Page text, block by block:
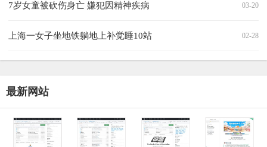
03-20
7岁女童被砍伤身亡 嫌犯因精神疾病
02-28
上海一女子坐地铁躺地上补觉睡10站
最新网站